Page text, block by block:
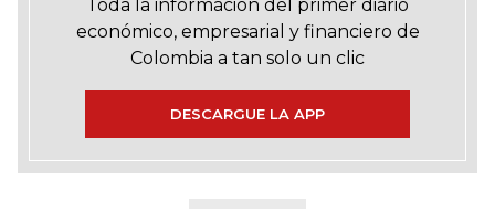
Toda la información del primer diario
económico, empresarial y financiero de
Colombia a tan solo un clic
DESCARGUE LA APP